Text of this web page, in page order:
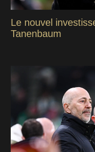
Le nouvel
Tanenbaum